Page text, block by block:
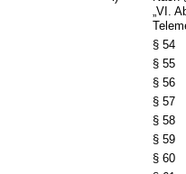
„VI.
§ 54
§ 55
§ 56
§ 57
§ 58
§ 59
§ 60